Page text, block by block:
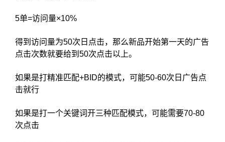
5单=访问量×10%
得到访问量为50次日点击，那么新品开始第一天的广告
点击次数就要给到50次点击以上。
如果是打精准匹配+BID的模式，可能50-60次日广告点
击就行
如果是打一个关键词开三种匹配模式，可能需要70-80
次点击